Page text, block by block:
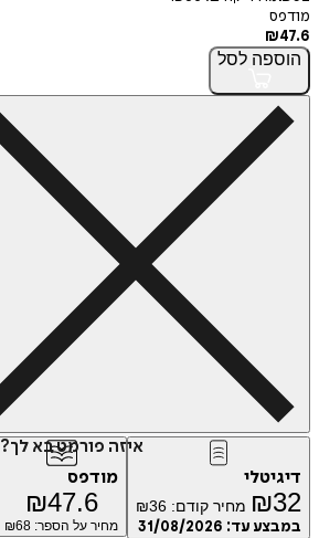
מודפס
₪47.6
הוספה לסל
איזה פורמט בא לך?
דיגיטלי
₪32 מחיר קודם: ₪36
במבצע עד: 31/08/2026
מודפס
₪47.6
מחיר על הספר: ₪ 68